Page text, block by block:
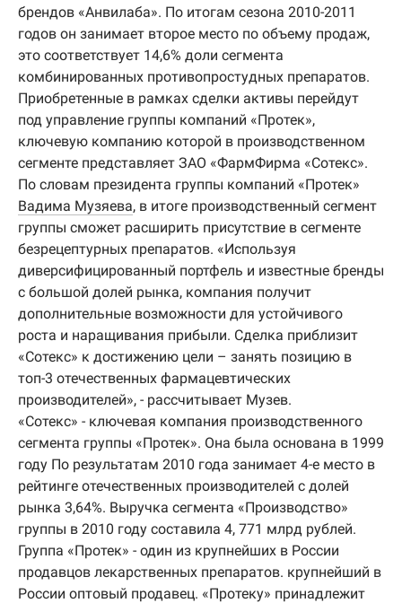
брендов «Анвилаба». По итогам сезона 2010-2011
годов он занимает второе место по объему продаж,
это соответствует 14,6% доли сегмента
комбинированных противопростудных препаратов.
Приобретенные в рамках сделки активы перейдут
под управление группы компаний «Протек»,
ключевую компанию которой в производственном
сегменте представляет ЗАО «ФармФирма «Сотекс».
По словам президента группы компаний «Протек»
Вадима Музяева, в итоге производственный сегмент
группы сможет расширить присутствие в сегменте
безрецептурных препаратов. «Используя
диверсифицированный портфель и известные бренды
с большой долей рынка, компания получит
дополнительные возможности для устойчивого
роста и наращивания прибыли. Сделка приблизит
«Сотекс» к достижению цели – занять позицию в
топ-3 отечественных фармацевтических
производителей», - рассчитывает Музев.
«Сотекс» - ключевая компания производственного
сегмента группы «Протек». Она была основана в 1999
году По результатам 2010 года занимает 4-е место в
рейтинге отечественных производителей с долей
рынка 3,64%. Выручка сегмента «Производство»
группы в 2010 году составила 4, 771 млрд рублей.
Группа «Протек» - один из крупнейших в России
продавцов лекарственных препаратов. крупнейший в
России оптовый продавец. «Протеку» принадлежит